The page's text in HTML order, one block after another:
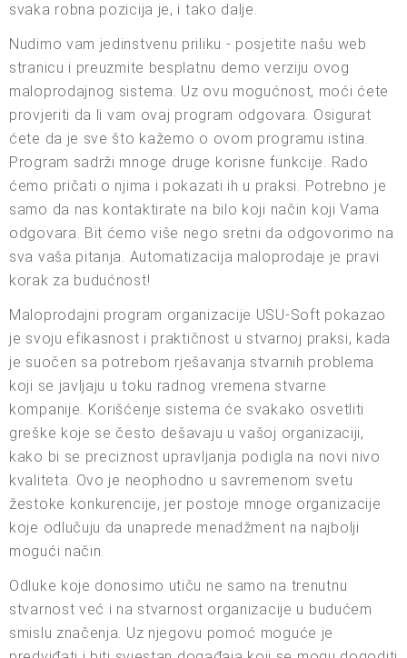
svaka robna pozicija je, i tako dalje.
Nudimo vam jedinstvenu priliku - posjetite našu web
stranicu i preuzmite besplatnu demo verziju ovog
maloprodajnog sistema. Uz ovu mogućnost, moći ćete
provjeriti da li vam ovaj program odgovara. Osigurat
ćete da je sve što kažemo o ovom programu istina.
Program sadrži mnoge druge korisne funkcije. Rado
ćemo pričati o njima i pokazati ih u praksi. Potrebno je
samo da nas kontaktirate na bilo koji način koji Vama
odgovara. Bit ćemo više nego sretni da odgovorimo na
sva vaša pitanja. Automatizacija maloprodaje je pravi
korak za budućnost!
Maloprodajni program organizacije USU-Soft pokazao
je svoju efikasnost i praktičnost u stvarnoj praksi, kada
je suočen sa potrebom rješavanja stvarnih problema
koji se javljaju u toku radnog vremena stvarne
kompanije. Korišćenje sistema će svakako osvetliti
greške koje se često dešavaju u vašoj organizaciji,
kako bi se preciznost upravljanja podigla na novi nivo
kvaliteta. Ovo je neophodno u savremenom svetu
žestoke konkurencije, jer postoje mnoge organizacije
koje odlučuju da unaprede menadžment na najbolji
mogući način.
Odluke koje donosimo utiču ne samo na trenutnu
stvarnost već i na stvarnost organizacije u budućem
smislu značenja. Uz njegovu pomoć moguće je